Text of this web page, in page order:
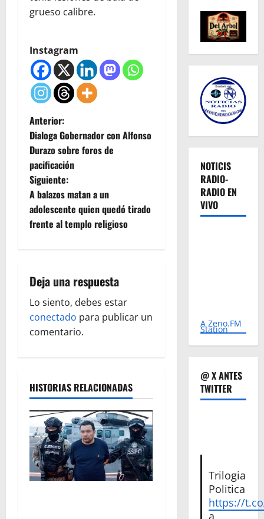
grueso calibre.
Instagram
N
a
v
e
g
c
i
ó
e
e
n
t
Anterior:
Dialoga Gobernador con Alfonso
Durazo sobre foros de
pacificación
Siguiente:
A balazos matan a un
adolescente quien quedó tirado
frente al templo religioso
Deja una respuesta
Lo siento, debes estar
conectado para publicar un
comentario.
HISTORIAS RELACIONADAS
NOTICIS
RADIO-
RADIO EN
VIVO
A Zeno.FM
Station
@ X ANTES
TWITTER
Trilogia
Politica
https://